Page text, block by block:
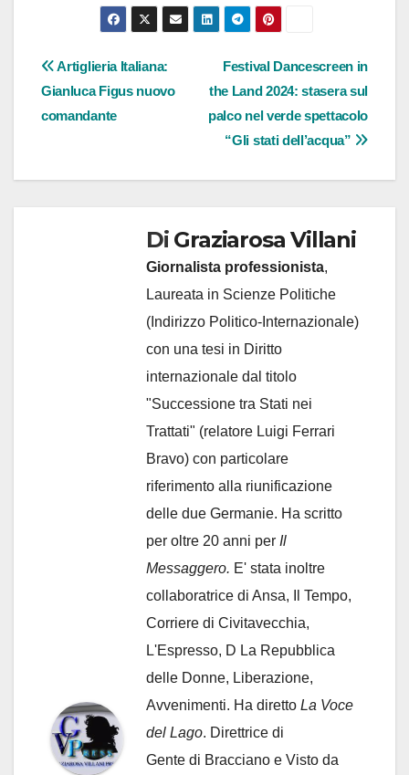
Navigazione
articoli
Festival Dancescreen in
the Land 2024: stasera sul
palco nel verde spettacolo
“Gli stati dell’acqua”
Artiglieria Italiana:
Gianluca Figus nuovo
comandante
Di Graziarosa Villani
Giornalista professionista,
Laureata in Scienze Politiche
(Indirizzo Politico-Internazionale)
con una tesi in Diritto
internazionale dal titolo
"Successione tra Stati nei
Trattati" (relatore Luigi Ferrari
Bravo) con particolare
riferimento alla riunificazione
delle due Germanie. Ha scritto
per oltre 20 anni per Il
Messaggero. E' stata inoltre
collaboratrice di Ansa, Il Tempo,
Corriere di Civitavecchia,
L'Espresso, D La Repubblica
delle Donne, Liberazione,
Avvenimenti. Ha diretto La Voce
del Lago. Direttrice di
Gente di Bracciano e Visto da